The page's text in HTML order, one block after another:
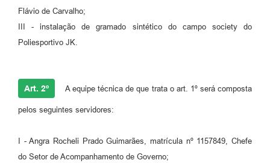
Flávio de Carvalho;
III - instalação de gramado sintético do campo society do
Poliesportivo JK.
Art. 2º A equipe técnica de que trata o art. 1º será composta
pelos seguintes servidores:
I - Angra Rocheli Prado Guimarães, matrícula nº 1157849, Chefe
do Setor de Acompanhamento de Governo;